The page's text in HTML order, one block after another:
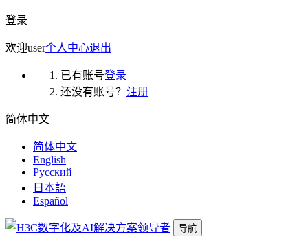
登录
欢迎user个人中心退出
已有账号登录
还没有账号？ 注册
简体中文
简体中文
English
Русский
日本語
Español
导航